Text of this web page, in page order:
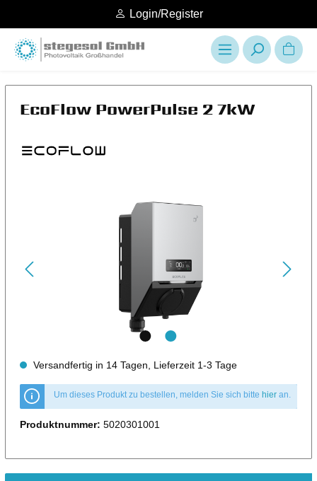
Login/Register
EcoFlow PowerPulse 2 7kW
Versandfertig in 14 Tagen, Lieferzeit 1-3 Tage
Um dieses Produkt zu bestellen, melden Sie sich bitte hieran.
Produktnummer: 5020301001